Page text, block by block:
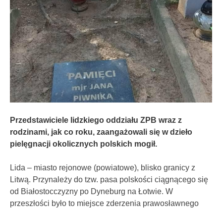
Przedstawiciele lidzkiego oddziału ZPB wraz z
rodzinami, jak co roku, zaangażowali się w dzieło
pielęgnacji okolicznych polskich mogił.
Lida – miasto rejonowe (powiatowe), blisko granicy z
Litwą. Przynależy do tzw. pasa polskości ciągnącego się
od Białostocczyzny po Dyneburg na Łotwie. W
przeszłości było to miejsce zderzenia prawosławnego